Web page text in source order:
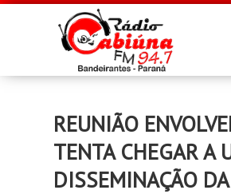
REUNIÃO
TENTA CHEGAR A
DISSEMINAÇÃO